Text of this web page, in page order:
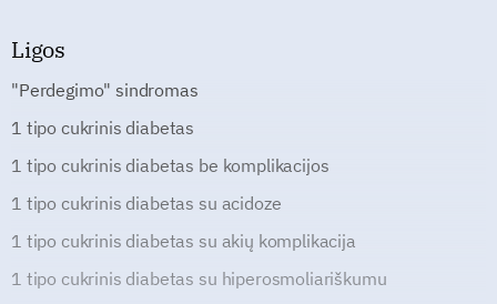
Ligos
"Perdegimo" sindromas
1 tipo cukrinis diabetas
1 tipo cukrinis diabetas be komplikacijos
1 tipo cukrinis diabetas su acidoze
1 tipo cukrinis diabetas su akių komplikacija
1 tipo cukrinis diabetas su hiperosmoliariškumu